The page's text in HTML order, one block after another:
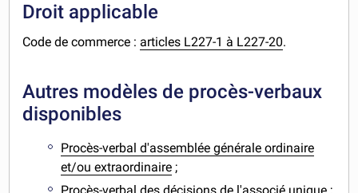
Droit applicable
Code de commerce : articles L227-1 à L227-20.
Autres modèles de procès-verbaux
disponibles
Procès-verbal d'assemblée générale ordinaire
et/ou extraordinaire ;
Procès-verbal des décisions de l'associé unique ;